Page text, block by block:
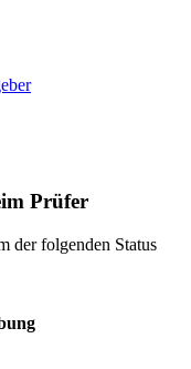
Prüfer
der folgenden Status